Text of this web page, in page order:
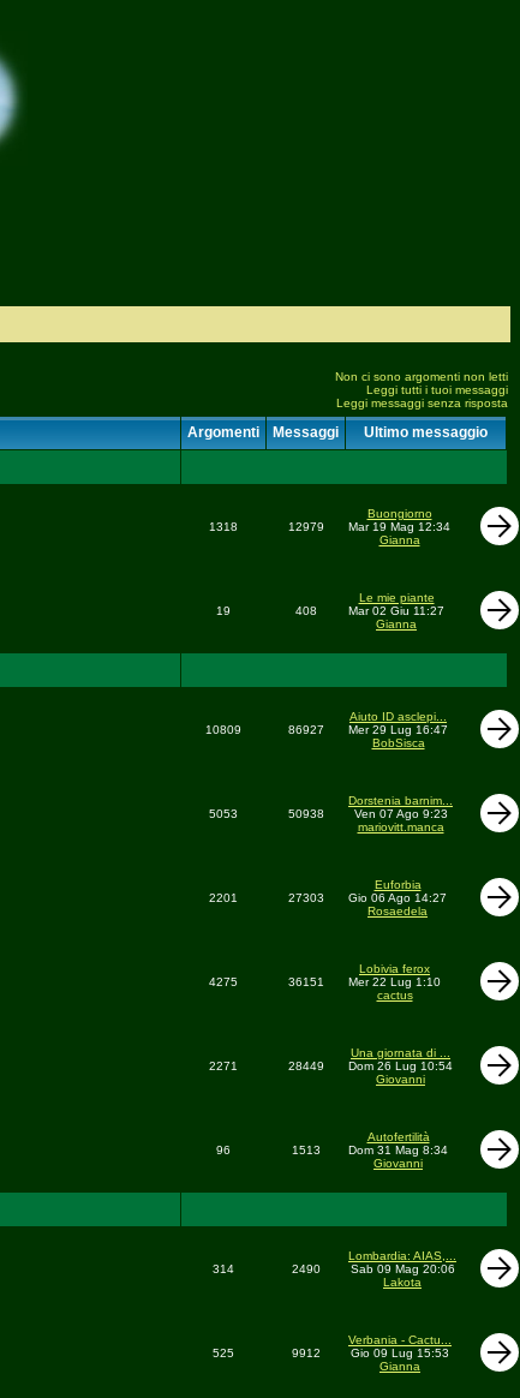
Non ci sono argomenti non letti
Leggi tutti i tuoi messaggi
Leggi messaggi senza risposta
Argomenti Messaggi Ultimo messaggio
1318 12979
Buongiorno
Mar 19 Mag 12:34
Gianna
19 408
Le mie piante
Mar 02 Giu 11:27
Gianna
10809 86927
Aiuto ID asclepi...
Mer 29 Lug 16:47
BobSisca
5053 50938
Dorstenia barnim...
Ven 07 Ago 9:23
mariovitt.manca
2201 27303
Euforbia
Gio 06 Ago 14:27
Rosaedela
4275 36151
Lobivia ferox
Mer 22 Lug 1:10
cactus
2271 28449
Una giornata di ...
Dom 26 Lug 10:54
Giovanni
96 1513
Autofertilità
Dom 31 Mag 8:34
Giovanni
314 2490
Lombardia: AIAS,...
Sab 09 Mag 20:06
Lakota
525 9912
Verbania - Cactu...
Gio 09 Lug 15:53
Gianna